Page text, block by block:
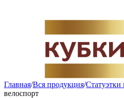
Главная/Вся продукция/Статуэтки
велоспорт